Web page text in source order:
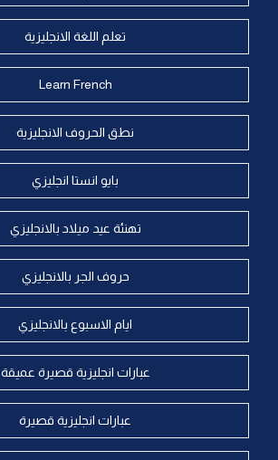
تعلم اللغة الانجليزية
Learn French
نطق الحروف الانجليزية
بايو انستا انجليزي
تهنئة عيد ميلاد بالانجليزي
حروف الجر بالانجليزي
ايام الاسبوع بالانجليزي
عبارات انجليزية قصيرة عميقة
عبارات انجليزية قصيرة